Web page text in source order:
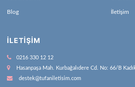
Blog İletişim
İLETIŞIM
0216 330 12 12
Hasanpaşa Mah. Kurbağalıdere Cd. No: 66/B
destek@tufaniletisim.com